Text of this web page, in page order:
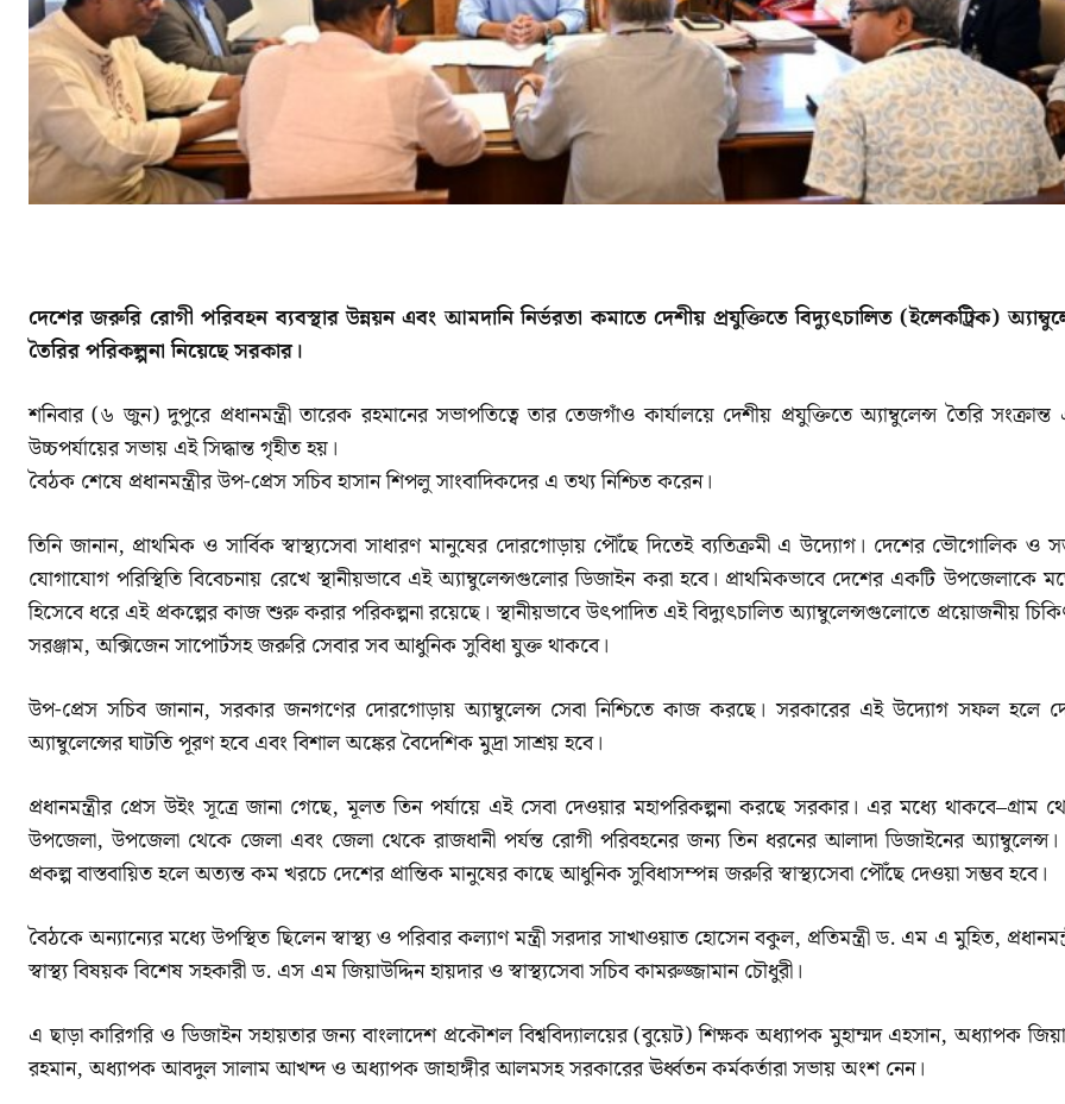
দেশের জরুরি রোগী পরিবহন ব্যবস্থার উন্নয়ন এবং আমদানি নির্ভরতা কমাতে দেশীয় প্রযুক্তিতে বিদ্যুৎচালিত (ইলেকট্রিক)
তৈরির পরিকল্পনা নিয়েছে সরকার।
শনিবার (৬ জুন) দুপুরে প্রধানমন্ত্রী তারেক রহমানের সভাপতিত্বে তার তেজগাঁও কার্যালয়ে দেশীয় প্রযুক্তিতে অ্যাম্বুলেন্স তৈরি
উচ্চপর্যায়ের সভায় এই সিদ্ধান্ত গৃহীত হয়।
বৈঠক শেষে প্রধানমন্ত্রীর উপ-প্রেস সচিব হাসান শিপলু সাংবাদিকদের এ তথ্য নিশ্চিত করেন।
তিনি জানান, প্রাথমিক ও সার্বিক স্বাস্থ্যসেবা সাধারণ মানুষের দোরগোড়ায় পৌঁছে দিতেই ব্যতিক্রমী এ উদ্যোগ। দেশের ভৌগোলিক ও
যোগাযোগ পরিস্থিতি বিবেচনায় রেখে স্থানীয়ভাবে এই অ্যাম্বুলেন্সগুলোর ডিজাইন করা হবে। প্রাথমিকভাবে দেশের একটি উপজেলাকে
হিসেবে ধরে এই প্রকল্পের কাজ শুরু করার পরিকল্পনা রয়েছে। স্থানীয়ভাবে উৎপাদিত এই বিদ্যুৎচালিত অ্যাম্বুলেন্সগুলোতে প্রয়োজনীয়
সরঞ্জাম, অক্সিজেন সাপোর্টসহ জরুরি সেবার সব আধুনিক সুবিধা যুক্ত থাকবে।
উপ-প্রেস সচিব জানান, সরকার জনগণের দোরগোড়ায় অ্যাম্বুলেন্স সেবা নিশ্চিতে কাজ করছে। সরকারের এই উদ্যোগ সফল হলে
অ্যাম্বুলেন্সের ঘাটতি পূরণ হবে এবং বিশাল অঙ্কের বৈদেশিক মুদ্রা সাশ্রয় হবে।
প্রধানমন্ত্রীর প্রেস উইং সূত্রে জানা গেছে, মূলত তিন পর্যায়ে এই সেবা দেওয়ার মহাপরিকল্পনা করছে সরকার। এর মধ্যে থাকবে–গ্রাম
উপজেলা, উপজেলা থেকে জেলা এবং জেলা থেকে রাজধানী পর্যন্ত রোগী পরিবহনের জন্য তিন ধরনের আলাদা ডিজাইনের
প্রকল্প বাস্তবায়িত হলে অত্যন্ত কম খরচে দেশের প্রান্তিক মানুষের কাছে আধুনিক সুবিধাসম্পন্ন জরুরি স্বাস্থ্যসেবা পৌঁছে দেওয়া সম্ভব হবে।
বৈঠকে অন্যান্যের মধ্যে উপস্থিত ছিলেন স্বাস্থ্য ও পরিবার কল্যাণ মন্ত্রী সরদার সাখাওয়াত হোসেন বকুল, প্রতিমন্ত্রী ড. এম এ মুহিত,
স্বাস্থ্য বিষয়ক বিশেষ সহকারী ড. এস এম জিয়াউদ্দিন হায়দার ও স্বাস্থ্যসেবা সচিব কামরুজ্জামান চৌধুরী।
এ ছাড়া কারিগরি ও ডিজাইন সহায়তার জন্য বাংলাদেশ প্রকৌশল বিশ্ববিদ্যালয়ের (বুয়েট) শিক্ষক অধ্যাপক মুহাম্মদ এহসান, অধ্যাপক
রহমান, অধ্যাপক আবদুল সালাম আখন্দ ও অধ্যাপক জাহাঙ্গীর আলমসহ সরকারের ঊর্ধ্বতন কর্মকর্তারা সভায় অংশ নেন।